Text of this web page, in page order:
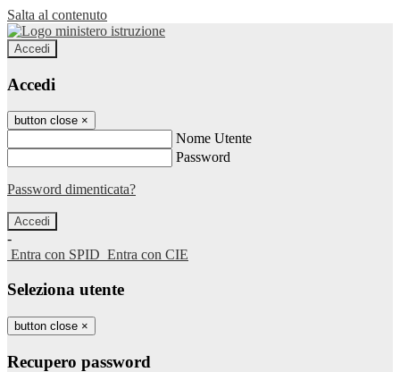
Salta al contenuto
Accedi
Accedi
button close ×
Nome Utente
Password
Password dimenticata?
-
Entra con SPID Entra con CIE
Seleziona utente
button close ×
Recupero password